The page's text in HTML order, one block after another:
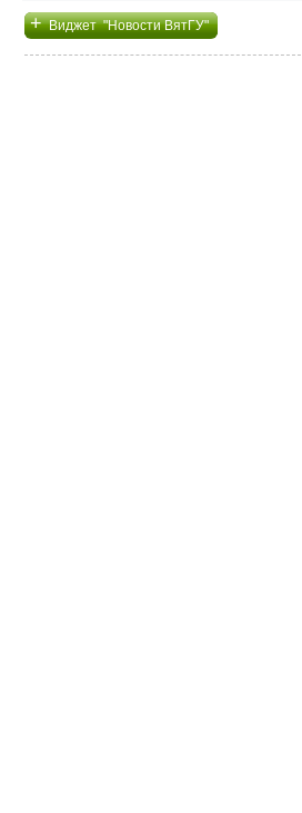
+Виджет "Новости ВятГУ"